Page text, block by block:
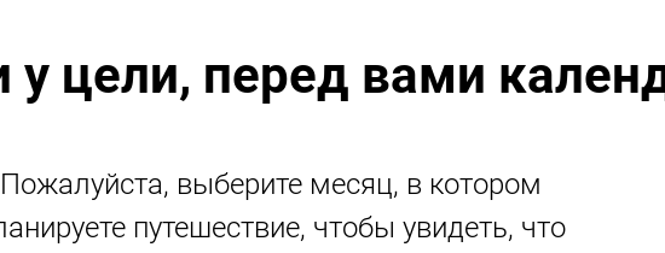
у цели, перед вами
Пожалуйста, выберите месяц, в котором
путешествие, чтобы увидеть, что